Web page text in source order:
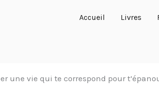
Accueil Livres
une vie qui te correspond pour